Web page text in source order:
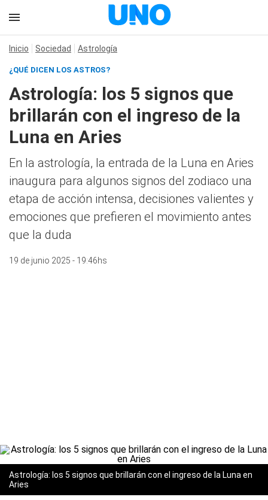
Inicio Sociedad Astrología
¿QUÉ DICEN LOS ASTROS?
Astrología: los 5 signos que
brillarán con el ingreso de la
Luna en Aries
En la astrología, la entrada de la Luna en Aries
inaugura para algunos signos del zodiaco una
etapa de acción intensa, decisiones valientes y
emociones que prefieren el movimiento antes
que la duda
19 de junio 2025 - 19:46hs
Astrología: los 5 signos que brillarán con el ingreso de la Luna en
Aries